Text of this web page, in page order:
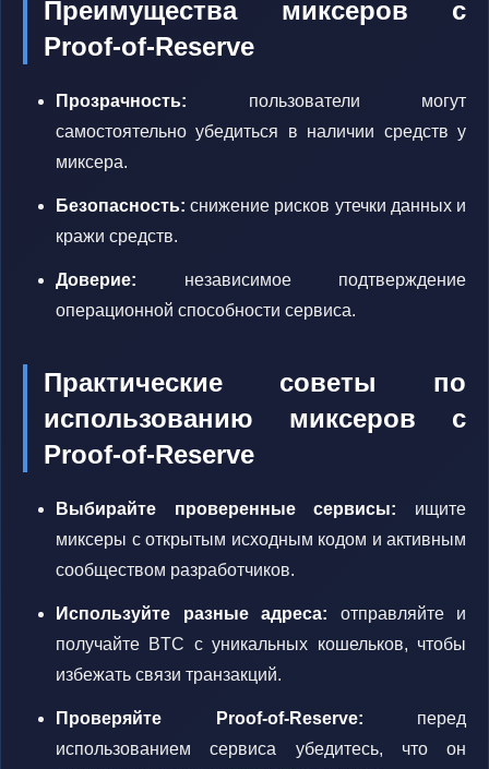
Преимущества миксеров с
Proof-of-Reserve
Прозрачность: пользователи могут
самостоятельно убедиться в наличии средств у
миксера.
Безопасность: снижение рисков утечки данных и
кражи средств.
Доверие: независимое подтверждение
операционной способности сервиса.
Практические советы по
использованию миксеров с
Proof-of-Reserve
Выбирайте проверенные сервисы: ищите
миксеры с открытым исходным кодом и активным
сообществом разработчиков.
Используйте разные адреса: отправляйте и
получайте BTC с уникальных кошельков, чтобы
избежать связи транзакций.
Проверяйте Proof-of-Reserve: перед
использованием сервиса убедитесь, что он